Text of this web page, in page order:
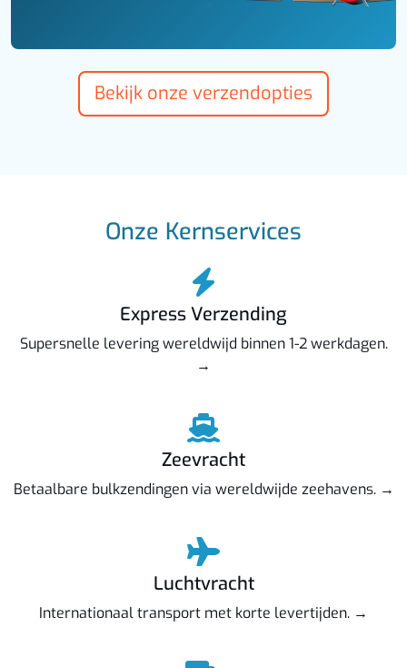
Bekijk onze verzendopties
Onze Kernservices
Express Verzending
Supersnelle levering wereldwijd binnen 1-2 werkdagen.
→
Zeevracht
Betaalbare bulkzendingen via wereldwijde zeehavens. →
Luchtvracht
Internationaal transport met korte levertijden. →